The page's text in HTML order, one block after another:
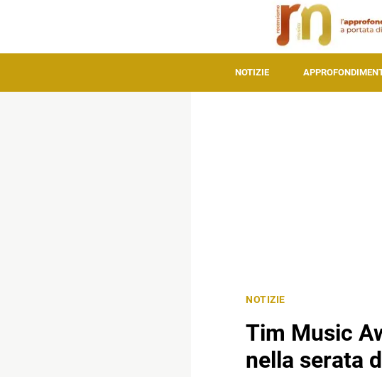
NOTIZIE
NOTIZIE
Tim Music
nella serata